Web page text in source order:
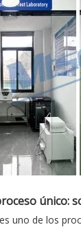
único:
uno de los